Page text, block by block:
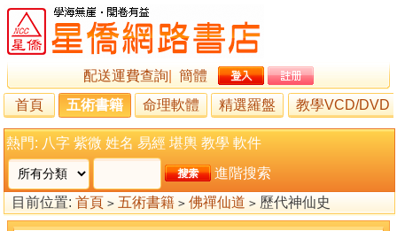
配送運費查詢
簡體
首頁
五術書籍 命理軟體 精選羅盤 教學VCD/DVD
熱門: 八字 紫微 姓名 易經 堪輿 教學 軟件
進階搜索
目前位置: 首頁 > 五術書籍 > 佛禪仙道 > 歷代神仙史